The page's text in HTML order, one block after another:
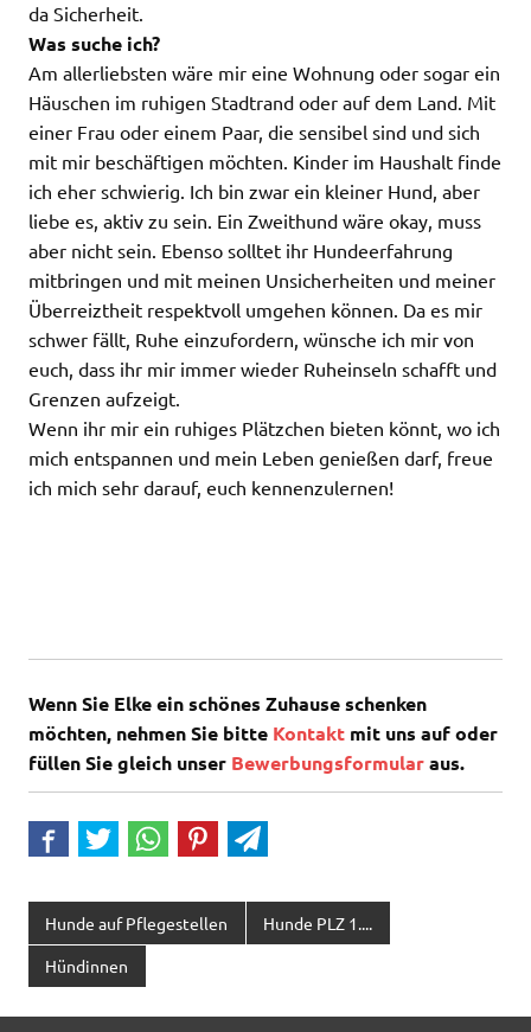
da Sicherheit.
Was suche ich?
Am allerliebsten wäre mir eine Wohnung oder sogar ein
Häuschen im ruhigen Stadtrand oder auf dem Land. Mit
einer Frau oder einem Paar, die sensibel sind und sich
mit mir beschäftigen möchten. Kinder im Haushalt finde
ich eher schwierig. Ich bin zwar ein kleiner Hund, aber
liebe es, aktiv zu sein. Ein Zweithund wäre okay, muss
aber nicht sein. Ebenso solltet ihr Hundeerfahrung
mitbringen und mit meinen Unsicherheiten und meiner
Überreiztheit respektvoll umgehen können. Da es mir
schwer fällt, Ruhe einzufordern, wünsche ich mir von
euch, dass ihr mir immer wieder Ruheinseln schafft und
Grenzen aufzeigt.
Wenn ihr mir ein ruhiges Plätzchen bieten könnt, wo ich
mich entspannen und mein Leben genießen darf, freue
ich mich sehr darauf, euch kennenzulernen!
Wenn Sie Elke ein schönes Zuhause schenken
möchten, nehmen Sie bitte Kontakt mit uns auf oder
füllen Sie gleich unser Bewerbungsformularaus.
Hunde auf Pflegestellen Hunde PLZ 1....
Hündinnen